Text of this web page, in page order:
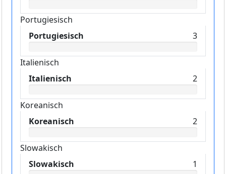
Portugiesisch
Portugiesisch
3
Italienisch
Italienisch
2
Koreanisch
Koreanisch
2
Slowakisch
Slowakisch
1